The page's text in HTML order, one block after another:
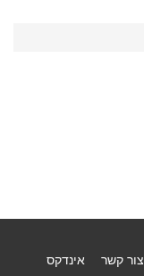
צור קשר
אינדקס